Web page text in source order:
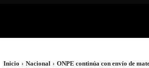
Inicio Nacional ONPE continúa con envío de